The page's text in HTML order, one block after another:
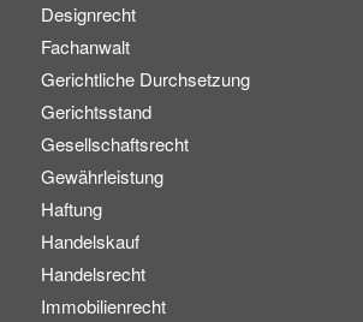
Designrecht
Fachanwalt
Gerichtliche Durchsetzung
Gerichtsstand
Gesellschaftsrecht
Gewährleistung
Haftung
Handelskauf
Handelsrecht
Immobilienrecht